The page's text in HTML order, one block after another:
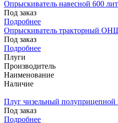
Опрыскиватель навесной 600
Под заказ
Подробнее
Опрыскиватель тракторный
Под заказ
Подробнее
Плуги
Производитель
Наименование
Наличие
Плуг чизельный
Под заказ
Подробнее